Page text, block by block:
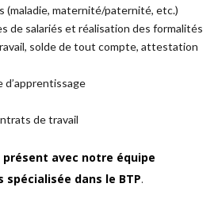
(maladie, maternité/paternité, etc.)
de salariés et réalisation des formalités
solde de tout compte, attestation
d’apprentissage
de travail
avec notre équipe
spécialisée dans le BTP.